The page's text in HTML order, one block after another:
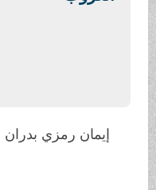
إيمان رمزي بدران